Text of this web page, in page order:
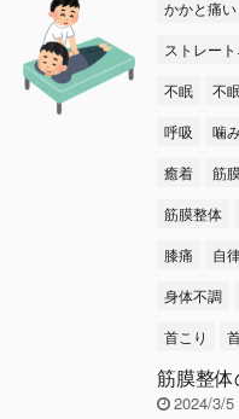
かかと痛い
ストレー
不眠
不
呼吸
噛
癒着
筋
筋膜整体
膝痛
自
身体不調
首こり
筋膜整
2024/3/5